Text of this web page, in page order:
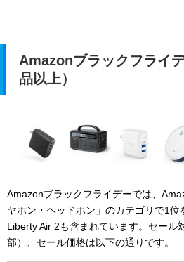
Amazonブラックフライ
品以上）
Amazonブラックフライデーでは、
ヤホン・ヘッドホン」のカテゴリで1
Liberty Air 2も含まれています。セール
部）、セール価格は以下の通りです。